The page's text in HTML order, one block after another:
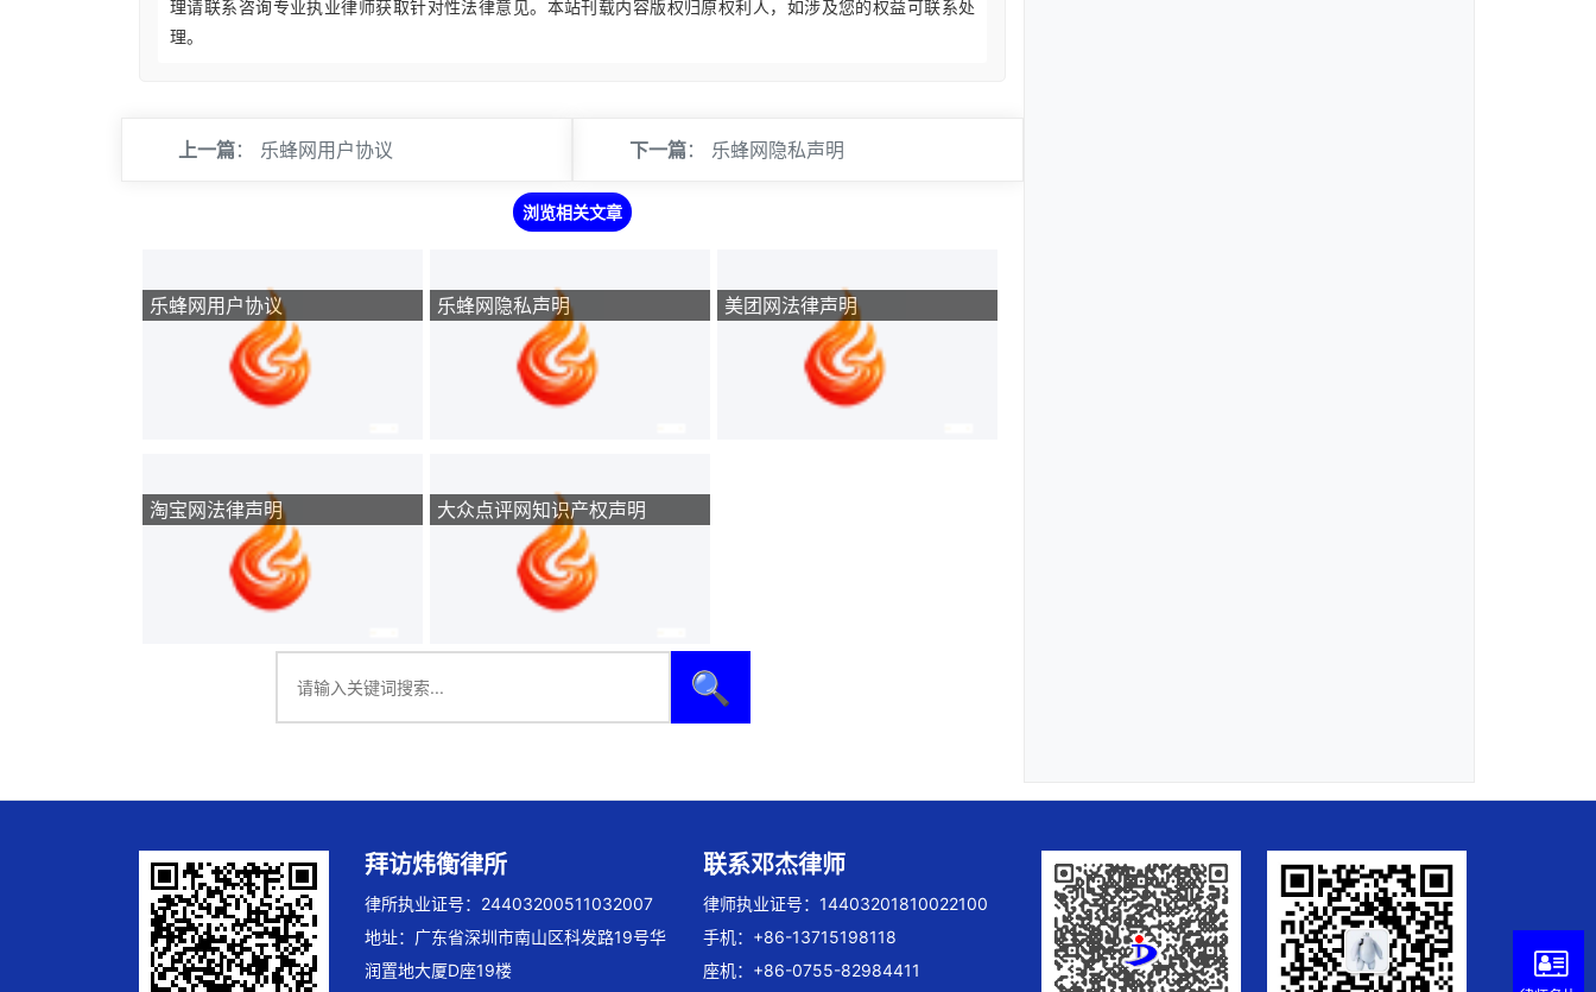
理请联系咨询专业执业律师获取针对性法律意见。本站刊载内容版权归原权利人，如涉及您的权益可联系处
理。
上一篇： 乐蜂网用户协议 下一篇： 乐蜂网隐私声明
浏览相关文章
乐蜂网用户协议 乐蜂网隐私声明 美团网法律声明
淘宝网法律声明 大众点评网知识产权声明
🔍
拜访炜衡律所
律所执业证号：24403200511032007
地址：广东省深圳市南山区科发路19号华
润置地大厦D座19楼
联系邓杰律师
律师执业证号：14403201810022100
手机：+86-13715198118
座机：+86-0755-82984411